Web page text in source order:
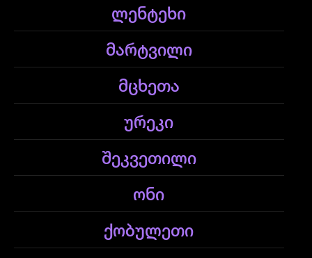
ლენტეხი
მარტვილი
მცხეთა
ურეკი
შეკვეთილი
ონი
ქობულეთი